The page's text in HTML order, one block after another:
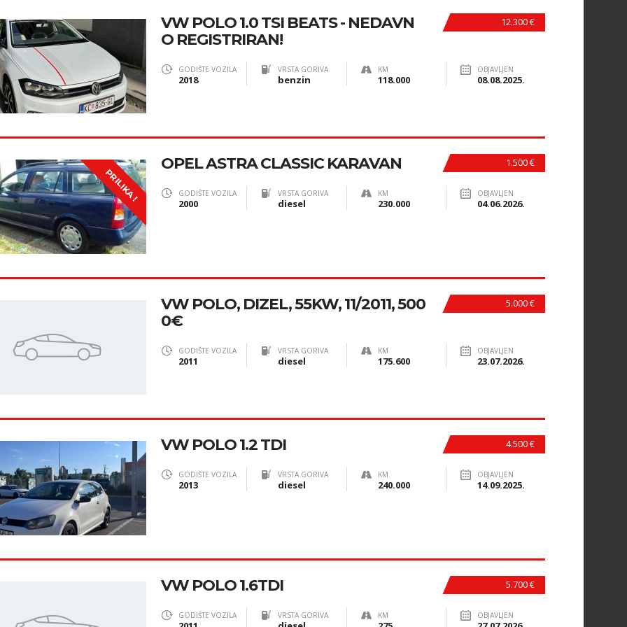
12.300 €
VW POLO 1.0 TSI BEATS - NEDAVN
O REGISTRIRAN!
GODIŠTE VOZILA
2018
VRSTA GORIVA
benzin
KM
118.000
OBJAVLJEN
08.08.2025.
PRILIKA !
1.500 €
OPEL ASTRA CLASSIC KARAVAN
GODIŠTE VOZILA
2000
VRSTA GORIVA
diesel
KM
230.000
OBJAVLJEN
04.06.2026.
5.000 €
VW POLO, DIZEL, 55KW, 11/2011, 500
0€
GODIŠTE VOZILA
2011
VRSTA GORIVA
diesel
KM
175.600
OBJAVLJEN
23.07.2026.
4.500 €
VW POLO 1.2 TDI
GODIŠTE VOZILA
2013
VRSTA GORIVA
diesel
KM
240.000
OBJAVLJEN
14.09.2025.
5.700 €
VW POLO 1.6TDI
GODIŠTE VOZILA VRSTA GORIVA KM OBJAVLJEN